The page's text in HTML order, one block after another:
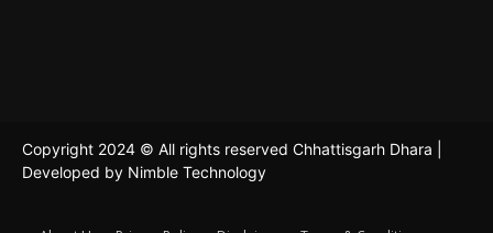
Copyright 2024 © All rights reserved Chhattisgarh Dhara |
Developed by Nimble Technology